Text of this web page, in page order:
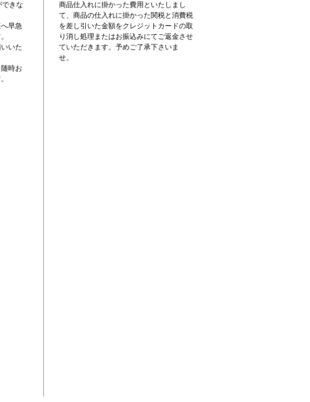
できな
早急
いた
時お
商品仕入れに掛かった費用といたしまし
て、商品の仕入れに掛かった関税と消費税
を差し引いた金額をクレジットカードの取
り消し処理またはお振込みにてご返金させ
ていただきます。予めご了承下さいま
せ。